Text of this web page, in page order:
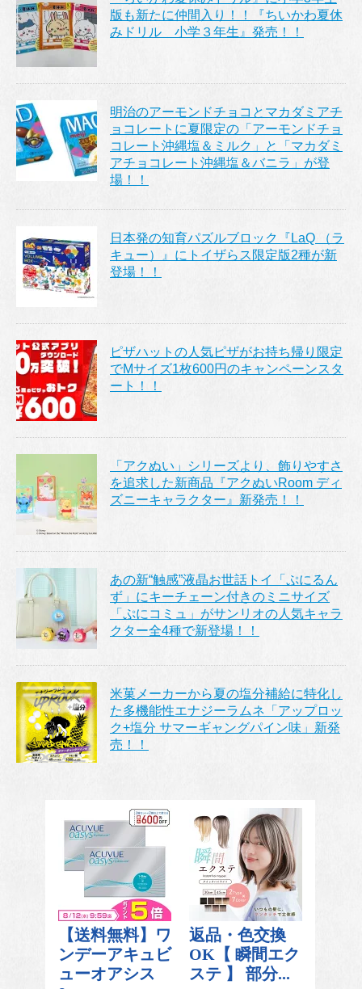
版も新たに仲間入り！！『ちいかわ夏休
みドリル 小学３年生』発売！！
明治のアーモンドチョコとマカダミアチ
ョコレートに夏限定の「アーモンドチョ
コレート沖縄塩＆ミルク」と「マカダミ
アチョコレート沖縄塩＆バニラ」が登
場！！
日本発の知育パズルブロック『LaQ （ラ
キュー）』にトイザらス限定版2種が新
登場！！
ピザハットの人気ピザがお持ち帰り限定
でMサイズ1枚600円のキャンペーンスタ
ート！！
「アクぬい」シリーズより、飾りやすさ
を追求した新商品『アクぬいRoom ディ
ズニーキャラクター』新発売！！
あの新“触感”液晶お世話トイ「ぷにるん
ず」にキーチェーン付きのミニサイズ
「ぷにコミュ」がサンリオの人気キャラ
クター全4種で新登場！！
米菓メーカーから夏の塩分補給に特化し
た多機能性エナジーラムネ「アップロッ
ク+塩分 サマーギャングパイン味」新発
売！！